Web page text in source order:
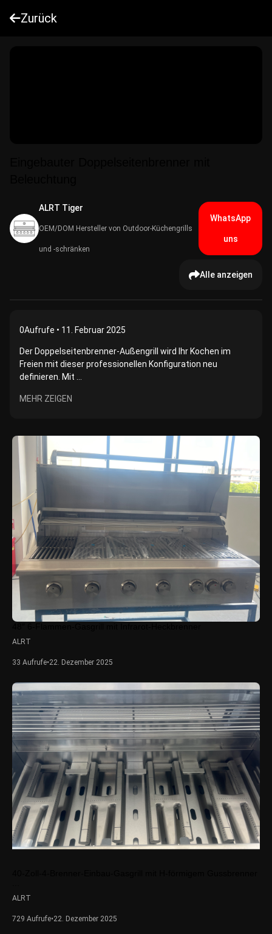
Zurück
ALRT Tiger
OEM/DOM Hersteller von Outdoor-Küchengrills
und -schränken
WhatsApp
uns
Alle anzeigen
0Aufrufe • 11. Februar 2025
Der Doppelseitenbrenner-Außengrill wird Ihr Kochen im
Freien mit dieser professionellen Konfiguration neu
definieren. Mit ...
MEHR ZEIGEN
ALRT
33 Aufrufe•22. Dezember 2025
ALRT
729 Aufrufe•22. Dezember 2025